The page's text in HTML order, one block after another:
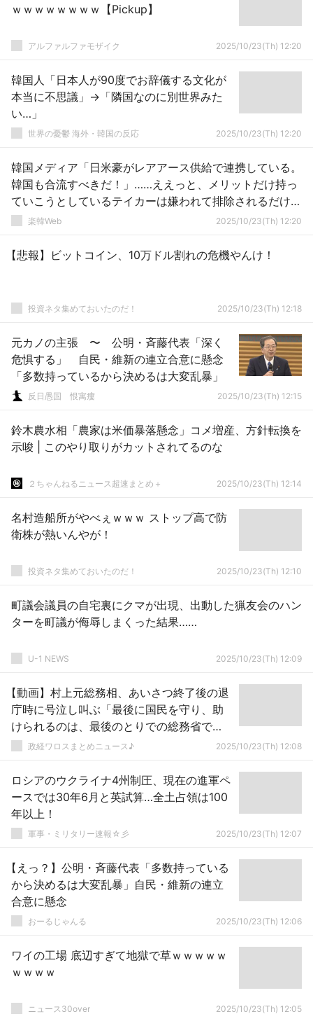
ｗｗｗｗｗｗｗｗ【Pickup】
アルファルファモザイク 2025/10/23(Th) 12:20
韓国人「日本人が90度でお辞儀する文化が
本当に不思議」→「隣国なのに別世界みた
い…」
世界の憂鬱 海外・韓国の反応 2025/10/23(Th) 12:20
韓国メディア「日米豪がレアアース供給で連携している。
韓国も合流すべきだ！」……ええっと、メリットだけ持っ
ていこうとしているテイカーは嫌われて排除されるだけで
すよ？楽韓Web 2025/10/23(Th) 12:20
【悲報】ビットコイン、10万ドル割れの危機やんけ！
投資ネタ集めておいたのだ！ 2025/10/23(Th) 12:18
元カノの主張 〜 公明・斉藤代表「深く
危惧する」 自民・維新の連立合意に懸念
「多数持っているから決めるは大変乱暴」
反日愚国 恨寓瘻 2025/10/23(Th) 12:15
鈴木農水相「農家は米価暴落懸念」コメ増産、方針転換を
示唆 | このやり取りがカットされてるのな
２ちゃんねるニュース超速まとめ＋ 2025/10/23(Th) 12:14
名村造船所がやべぇｗｗｗ ストップ高で防
衛株が熱いんやが！
投資ネタ集めておいたのだ！ 2025/10/23(Th) 12:10
町議会議員の自宅裏にクマが出現、出動した猟友会のハン
ターを町議が侮辱しまくった結果……
U-1 NEWS 2025/10/23(Th) 12:09
【動画】村上元総務相、あいさつ終了後の退
庁時に号泣し叫ぶ「最後に国民を守り、助
けられるのは、最後のとりでの総務省で
す！頑張ってください！」
政経ワロスまとめニュース♪ 2025/10/23(Th) 12:08
ロシアのウクライナ4州制圧、現在の進軍ペ
ースでは30年6月と英試算…全土占領は100
年以上！
軍事・ミリタリー速報☆彡 2025/10/23(Th) 12:07
【えっ？】公明・斉藤代表「多数持っている
から決めるは大変乱暴」自民・維新の連立
合意に懸念
おーるじゃんる 2025/10/23(Th) 12:06
ワイの工場 底辺すぎて地獄で草ｗｗｗｗｗ
ｗｗｗｗ
ニュース30over 2025/10/23(Th) 12:05